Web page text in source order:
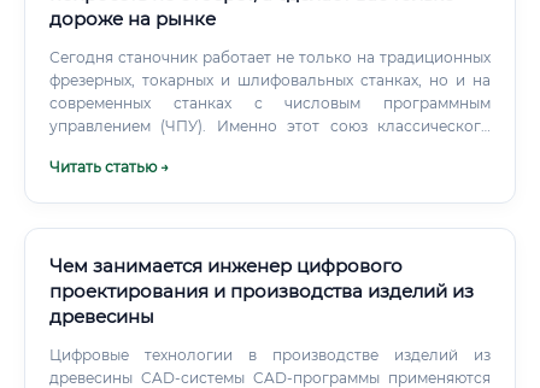
дороже на рынке
Сегодня станочник работает не только на традиционных
фрезерных, токарных и шлифовальных станках, но и на
современных станках с числовым программным
управлением (ЧПУ). Именно этот союз классического
исключительно востребованной в эпоху автоматизации.
Читать статью →
Чем занимается инженер цифрового
проектирования и производства изделий из
древесины
Цифровые технологии в производстве изделий из
древесины CAD-системы CAD-программы применяются